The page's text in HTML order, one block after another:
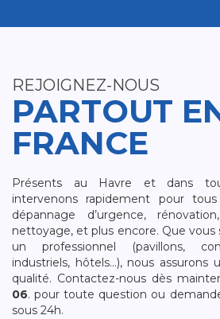
REJOIGNEZ-NOUS
PARTOUT
FRANCE
Présents au Havre et dans
intervenons rapidement pour
dépannage d’urgence,
nettoyage, et plus encore. Que vous
un professionnel (pavillons,
industriels, hôtels…), nous assurons
qualité. Contactez-nous dès
06. pour toute question ou
sous 24h.